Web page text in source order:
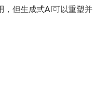
，但生成式AI可以重塑并